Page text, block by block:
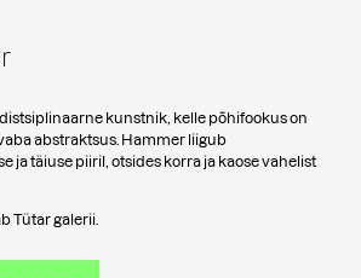
kunstnik, kelle põhifookus on
abstraktsus. Hammer liigub
ja täiuse piiril, otsides korra ja kaose vahelist
Tütar galerii.